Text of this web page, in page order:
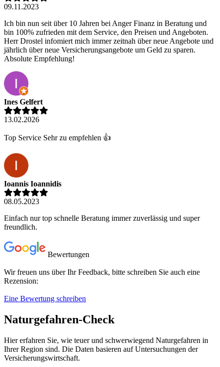
09.11.2023
Ich bin nun seit über 10 Jahren bei Anger Finanz in Beratung und
bin 100% zufrieden mit dem Service, den Preisen und Angeboten.
Herr Drostel infomiert mich immer zeitnah über neue Angebote und
jährlich über neue Versicherungsangebote um Geld zu sparen.
Absolute Empfehlung!
Ines Gelfert
13.02.2026
Top Service Sehr zu empfehlen 👍
Ioannis Ioannidis
08.05.2023
Einfach nur top schnelle Beratung immer zuverlässig und super
freundlich.
Bewertungen
Wir freuen uns über Ihr Feedback, bitte schreiben Sie auch eine
Rezension:
Eine Bewertung schreiben
Naturgefahren-Check
Hier erfahren Sie, wie teuer und schwerwiegend Naturgefahren in
Ihrer Region sind. Die Daten basieren auf Untersuchungen der
Versicherungswirtschaft.